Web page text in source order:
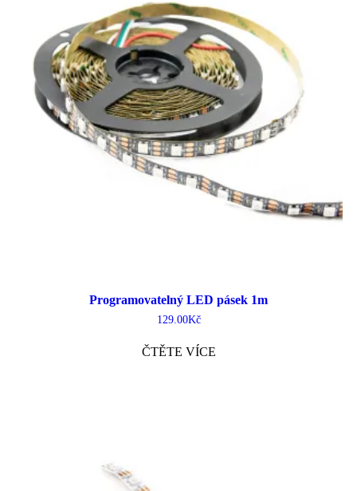
Programovatelný LED pásek 1m
129.00Kč
ČTĚTE VÍCE